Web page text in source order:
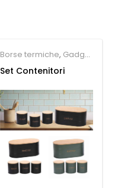
Borse termiche, Gadget
per eventi,Hotel
Set Contenitori